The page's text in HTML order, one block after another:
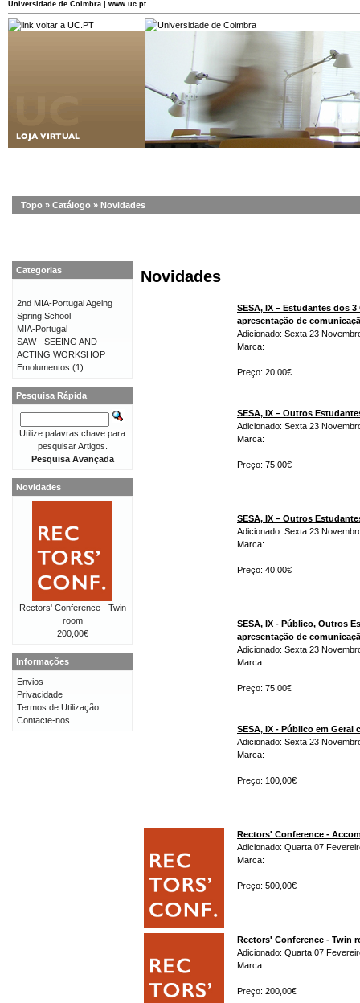
Universidade de Coimbra | www.uc.pt
Topo » Catálogo » Novidades
Novidades
SESA, IX – Estudantes dos
apresentação de
Adicionado: Sexta 23
Marca:
Preço: 20,00€
SESA, IX – Outros
Adicionado: Sexta 23
Marca:
Preço: 75,00€
SESA, IX – Outros
Adicionado: Sexta 23
Marca:
Preço: 40,00€
SESA, IX - Público, Outros
apresentação de
Adicionado: Sexta 23
Marca:
Preço: 75,00€
SESA, IX - Público em
Adicionado: Sexta 23
Marca:
Preço: 100,00€
Rectors' Conference -
Adicionado: Quarta 07
Marca:
Preço: 500,00€
Rectors' Conference - Twin
Adicionado: Quarta 07
Marca:
Preço: 200,00€
Categorias
2nd MIA-Portugal Ageing
Spring School
MIA-Portugal
SAW - SEEING AND
ACTING WORKSHOP
Emolumentos (1)
Pesquisa Rápida
Utilize palavras chave para
pesquisar Artigos.
Pesquisa Avançada
Novidades
Rectors' Conference - Twin
room
200,00€
Informações
Envios
Privacidade
Termos de Utilização
Contacte-nos